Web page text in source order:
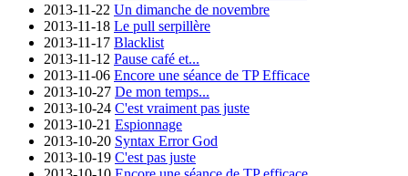
2013-11-22 Un dimanche de novembre
2013-11-18 Le pull serpillère
2013-11-17 Blacklist
2013-11-12 Pause café et...
2013-11-06 Encore une séance de TP Efficace
2013-10-27 De mon temps...
2013-10-24 C'est vraiment pas juste
2013-10-21 Espionnage
2013-10-20 Syntax Error God
2013-10-19 C'est pas juste